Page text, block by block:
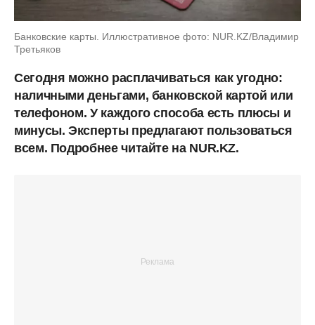
Банковские карты. Иллюстративное фото: NUR.KZ/Владимир
Третьяков
Сегодня можно расплачиваться как угодно:
наличными деньгами, банковской картой или
телефоном. У каждого способа есть плюсы и
минусы. Эксперты предлагают пользоваться
всем. Подробнее читайте на NUR.KZ.